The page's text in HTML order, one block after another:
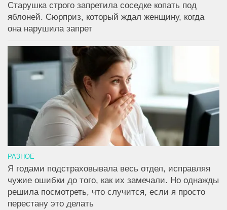
Старушка строго запретила соседке копать под
яблоней. Сюрприз, который ждал женщину, когда
она нарушила запрет
РАЗНОЕ
Я годами подстраховывала весь отдел, исправляя
чужие ошибки до того, как их замечали. Но однажды
решила посмотреть, что случится, если я просто
перестану это делать